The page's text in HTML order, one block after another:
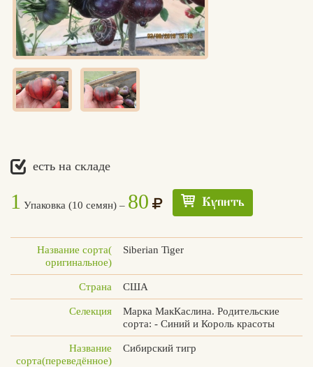
Едлин
есть на складе
1 Упаковка (10 семян) – 80 Купить
Название сорта(
оригинальное)
Siberian Tiger
Страна США
Селекция
Марка МакКаслина. Родительские
сорта: - Синий и Король красоты
Название
сорта(переведённое)
Сибирский тигр